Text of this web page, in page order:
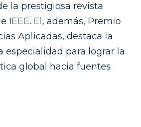
la prestigiosa revista
IEEE. El, además, Premio
Aplicadas, destaca la
especialidad para lograr la
global hacia fuentes